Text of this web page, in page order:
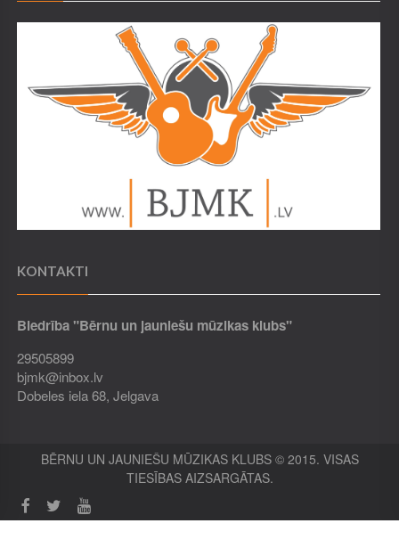
KONTAKTI
Biedrība "Bērnu un jauniešu mūzikas klubs"
29505899
bjmk@inbox.lv
Dobeles iela 68, Jelgava
BĒRNU UN JAUNIEŠU MŪZIKAS KLUBS © 2015. VISAS
TIESĪBAS AIZSARGĀTAS.